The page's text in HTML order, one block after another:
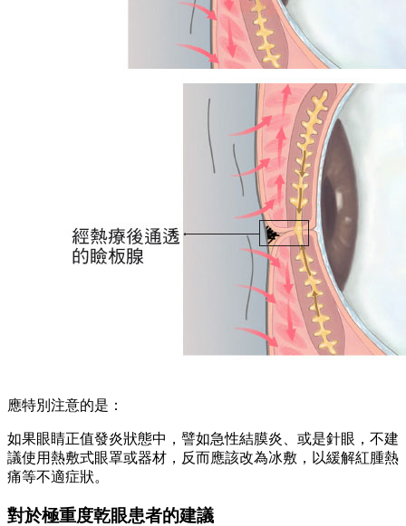
應特別注意的是：
如果眼睛正值發炎狀態中，譬如急性結膜炎、或是針眼，不建
議使用熱敷式眼罩或器材，反而應該改為冰敷，以緩解紅腫熱
痛等不適症狀。
對於極重度乾眼患者的建議